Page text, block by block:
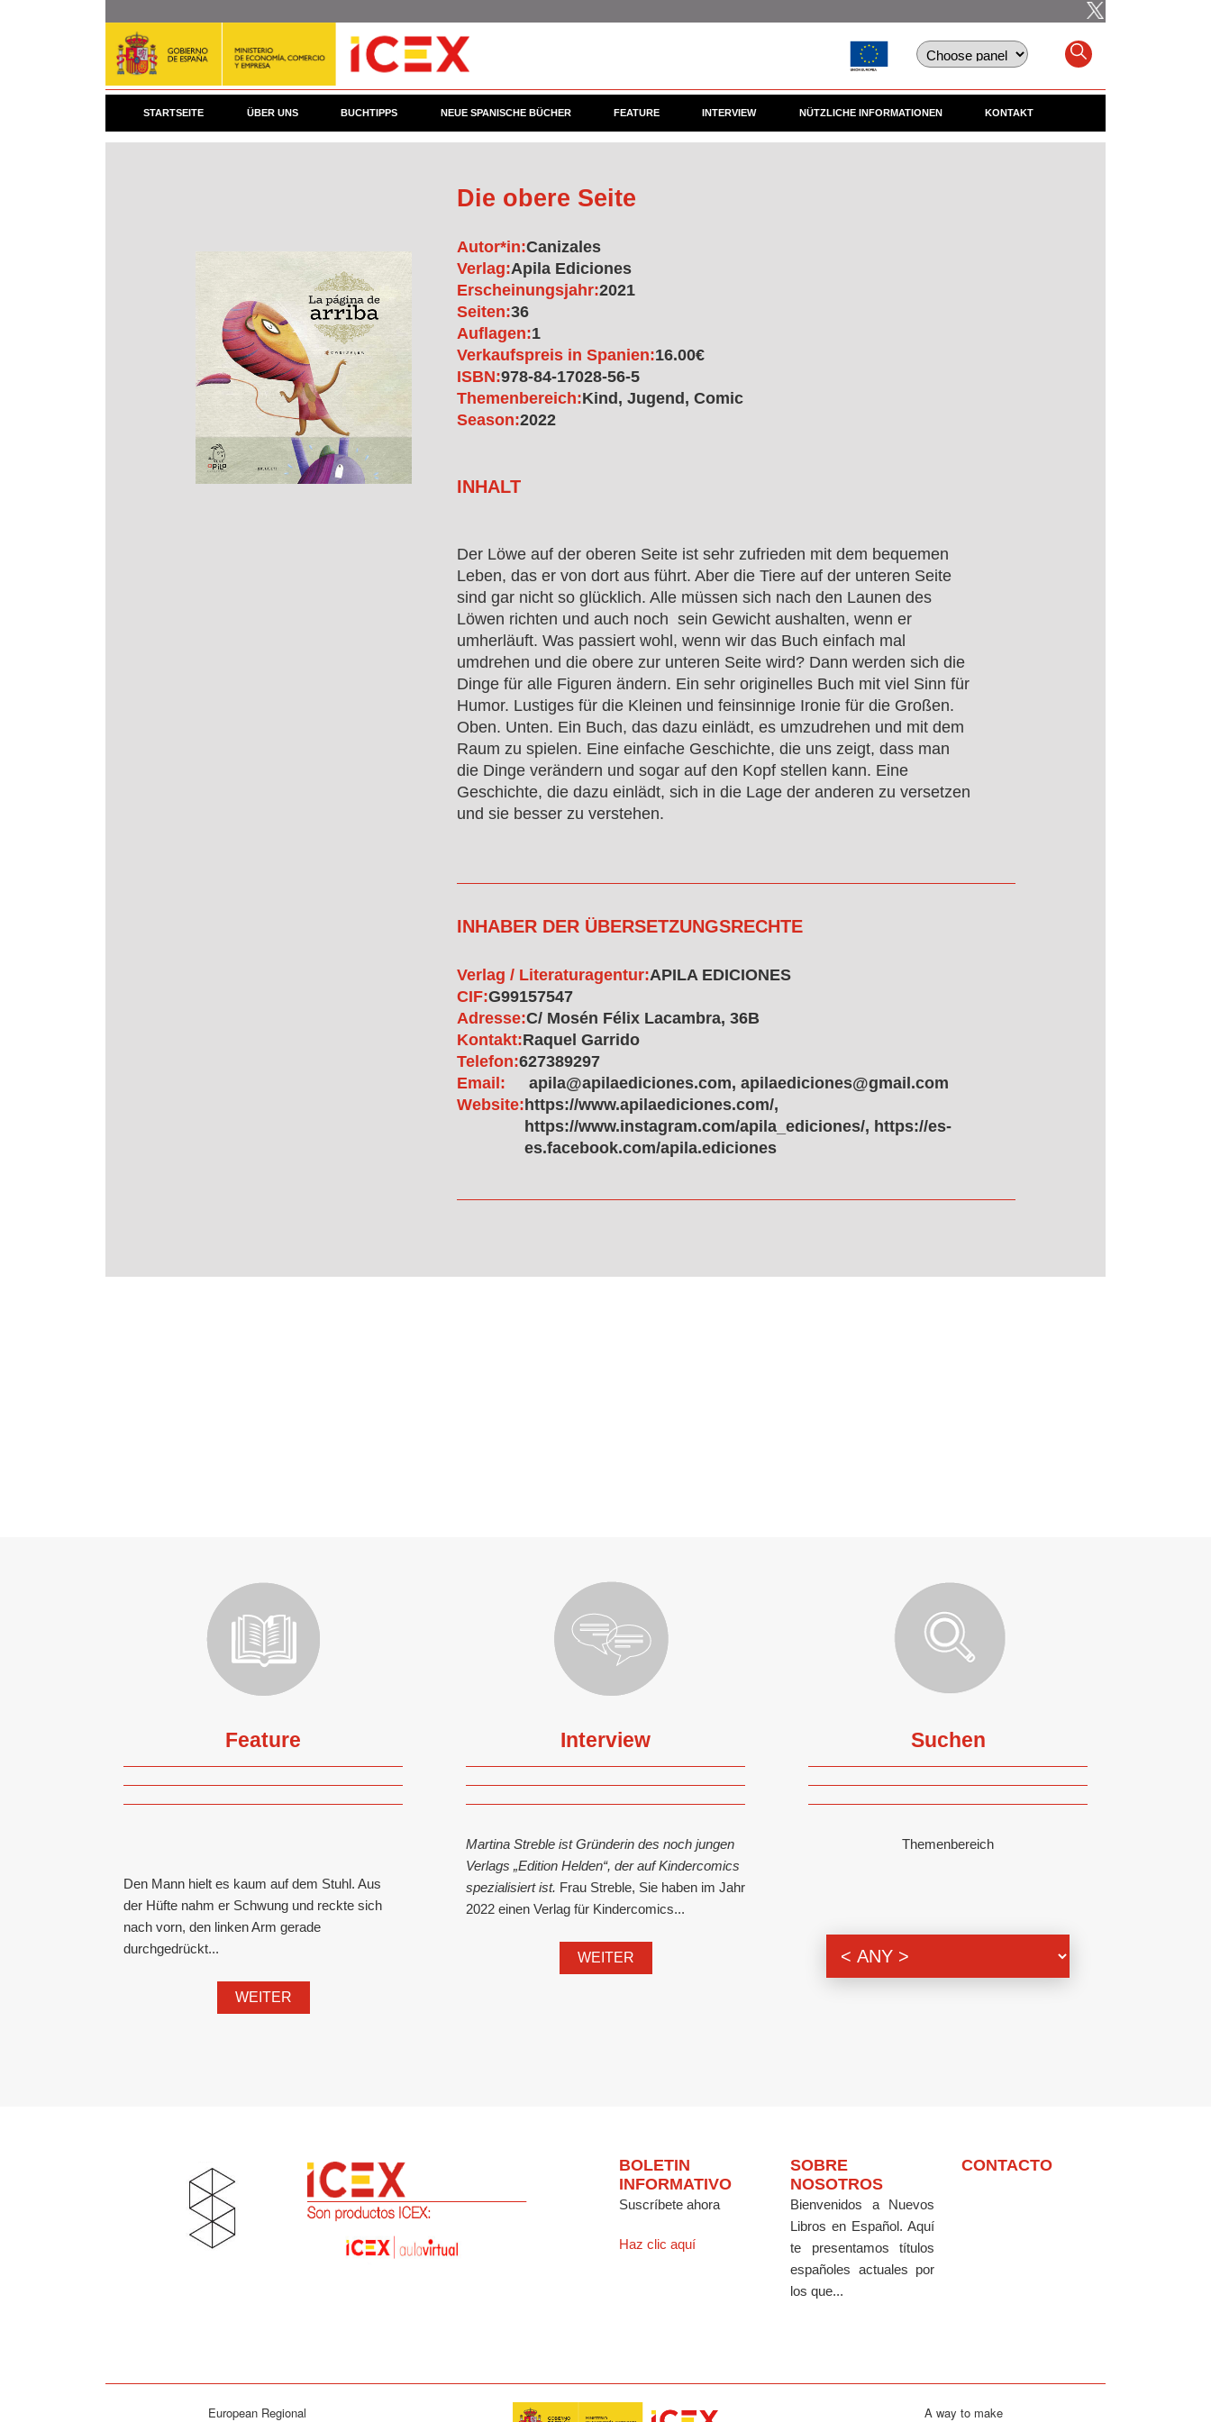
STARTSEITE ÜBER UNS BUCHTIPPS NEUE SPANISCHE BÜCHER FEATURE INTERVIEW NÜTZLICHE INFORMATIONEN KONTAKT
Die obere Seite
Autor*in:Canizales
Verlag:Apila Ediciones
Erscheinungsjahr:2021
Seiten:36
Auflagen:1
Verkaufspreis in Spanien:16.00€
ISBN:978-84-17028-56-5
Themenbereich:Kind, Jugend, Comic
Season:2022
INHALT
Der Löwe auf der oberen Seite ist sehr zufrieden mit dem bequemen
Leben, das er von dort aus führt. Aber die Tiere auf der unteren Seite
sind gar nicht so glücklich. Alle müssen sich nach den Launen des
Löwen richten und auch noch sein Gewicht aushalten, wenn er
umherläuft. Was passiert wohl, wenn wir das Buch einfach mal
umdrehen und die obere zur unteren Seite wird? Dann werden sich die
Dinge für alle Figuren ändern. Ein sehr originelles Buch mit viel Sinn für
Humor. Lustiges für die Kleinen und feinsinnige Ironie für die Großen.
Oben. Unten. Ein Buch, das dazu einlädt, es umzudrehen und mit dem
Raum zu spielen. Eine einfache Geschichte, die uns zeigt, dass man
die Dinge verändern und sogar auf den Kopf stellen kann. Eine
Geschichte, die dazu einlädt, sich in die Lage der anderen zu versetzen
und sie besser zu verstehen.
INHABER DER ÜBERSETZUNGSRECHTE
Verlag / Literaturagentur:APILA EDICIONES
CIF:G99157547
Adresse:C/ Mosén Félix Lacambra, 36B
Kontakt:Raquel Garrido
Telefon:627389297
Email:
apila@apilaediciones.com, apilaediciones@gmail.com
Website: https://www.apilaediciones.com/,
https://www.instagram.com/apila_ediciones/, https://es-
es.facebook.com/apila.ediciones
Feature
Den Mann hielt es kaum auf dem Stuhl. Aus
der Hüfte nahm er Schwung und reckte sich
nach vorn, den linken Arm gerade
durchgedrückt...
WEITER
Interview
Martina Streble ist Gründerin des noch jungen
Verlags „Edition Helden“, der auf Kindercomics
spezialisiert ist. Frau Streble, Sie haben im Jahr
2022 einen Verlag für Kindercomics...
WEITER
Suchen
Themenbereich
BOLETIN
INFORMATIVO
Suscríbete ahora
Haz clic aquí
SOBRE
NOSOTROS
Bienvenidos a Nuevos
Libros en Español. Aquí
te presentamos títulos
españoles actuales por
los que...
CONTACTO
European Regional A way to make